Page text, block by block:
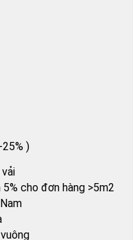
25% )
vải
5% cho đơn hàng >5m2